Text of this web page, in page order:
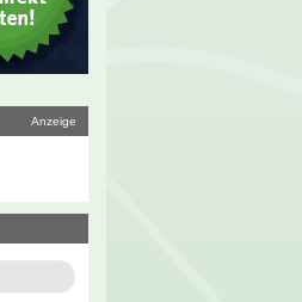
Anzeige